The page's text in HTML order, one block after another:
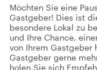
Möchten Sie eine
Gastgeber! Dies ist
besondere Lokal zu
und Ihre Chance,
von Ihrem Gastgeber
Gastgeber gerne
holen Sie sich